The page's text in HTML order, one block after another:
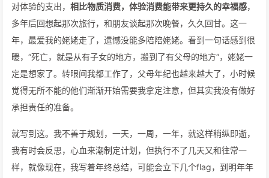
对体验的支出， 相比物质消费，体验消费能带来更持久的幸福感，
多年后回想起那次旅行，和朋友谈起那次晚餐，久久回甘。这一
年，最爱我的姥姥走了，遗憾没能多陪陪姥姥。看到一句话感到很
暖，“死亡，就是从有子女的地方，搬到了有父母的地方“，姥姥一
定是想家了。转眼间我都工作了，父母年纪也越来越大了，小时候
觉得无所不能的他们渐渐开始需要我拿定注意，但其实我没有做好
承担责任的准备。
就写到这。我不善于规划，一天，一周，一年，就这样稍纵即逝，
我有时会反思，心血来潮制定计划，但执行不了几天又和往常一
样，就像现在，我写着年终总结，可能会立下几个flag，到明年年